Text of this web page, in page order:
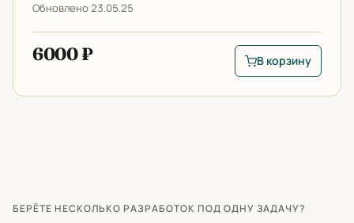
Обновлено 23.05.25
6000 ₽
В корзину:
В корзину
БЕРЁТЕ НЕСКОЛЬКО РАЗРАБОТОК ПОД ОДНУ ЗАДАЧУ?